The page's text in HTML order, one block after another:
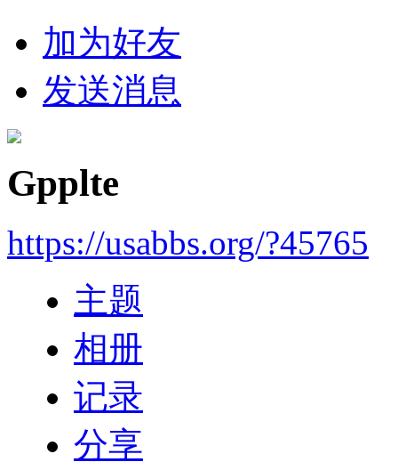
加为好友
发送消息
Gpplte
https://usabbs.org/?45765
主题
相册
记录
分享